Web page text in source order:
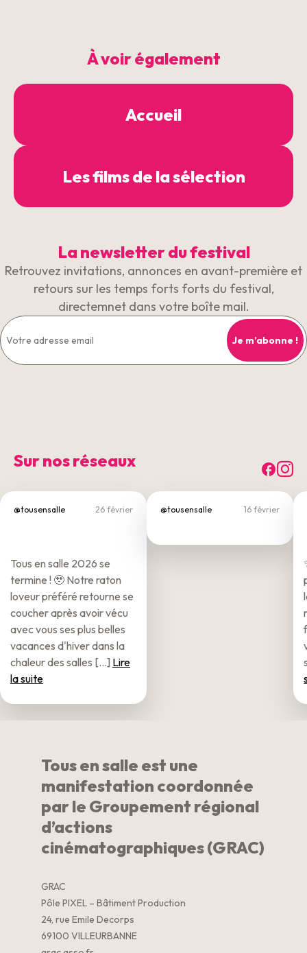
À voir également
Accueil
Les films de la sélection
La newsletter du festival
Retrouvez invitations, annonces en avant-première et
retours sur les temps forts forts du festival,
directemnet dans votre boîte mail.
Sur nos réseaux
@tousensalle 26 février
Tous en salle 2026 se
termine ! 🥹 Notre raton
loveur préféré retourne se
coucher après avoir vécu
avec vous ses plus belles
vacances d'hiver dans la
chaleur des salles [...] Lire
la suite
@tousensalle 16 février
Tous en salle est une
manifestation coordonnée
par le Groupement régional
d’actions
cinématographiques (GRAC)
GRAC
Pôle PIXEL – Bâtiment Production
24, rue Emile Decorps
69100 VILLEURBANNE